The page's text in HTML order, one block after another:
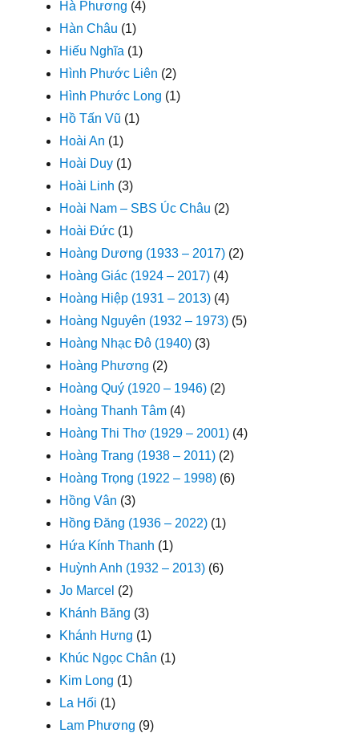
Hà Phương (4)
Hàn Châu (1)
Hiếu Nghĩa (1)
Hình Phước Liên (2)
Hình Phước Long (1)
Hồ Tấn Vũ (1)
Hoài An (1)
Hoài Duy (1)
Hoài Linh (3)
Hoài Nam – SBS Úc Châu (2)
Hoài Đức (1)
Hoàng Dương (1933 – 2017) (2)
Hoàng Giác (1924 – 2017) (4)
Hoàng Hiệp (1931 – 2013) (4)
Hoàng Nguyên (1932 – 1973) (5)
Hoàng Nhạc Đô (1940) (3)
Hoàng Phương (2)
Hoàng Quý (1920 – 1946) (2)
Hoàng Thanh Tâm (4)
Hoàng Thi Thơ (1929 – 2001) (4)
Hoàng Trang (1938 – 2011) (2)
Hoàng Trọng (1922 – 1998) (6)
Hồng Vân (3)
Hồng Đăng (1936 – 2022) (1)
Hứa Kính Thanh (1)
Huỳnh Anh (1932 – 2013) (6)
Jo Marcel (2)
Khánh Băng (3)
Khánh Hưng (1)
Khúc Ngọc Chân (1)
Kim Long (1)
La Hối (1)
Lam Phương (9)